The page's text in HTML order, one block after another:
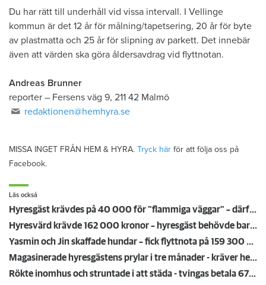
Du har rätt till underhåll vid vissa intervall. I Vellinge
kommun är det 12 år för målning/tapetsering, 20 år för byte
av plastmatta och 25 år för slipning av parkett. Det innebär
även att värden ska göra åldersavdrag vid flyttnotan.
Andreas Brunner
reporter – Fersens väg 9, 211 42 Malmö
redaktionen@hemhyra.se
MISSA INGET FRÅN HEM & HYRA. Tryck här för att följa oss på
Facebook.
Läs också
Hyresgäst krävdes på 40 000 för "flammiga väggar" – därför höll inte värdens bevis i rätten
Hyresvärd krävde 162 000 kronor – hyresgäst behövde bara betala för ett par nycklar
Yasmin och Jin skaffade hundar – fick flyttnota på 159 300 kronor
Magasinerade hyresgästens prylar i tre månader - kräver henne på 60 000 kronor
Rökte inomhus och struntade i att städa - tvingas betala 67 000 kronor